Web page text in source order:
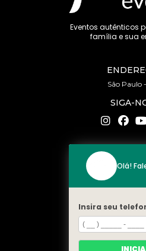
Eventos autênticos
família e sua
São Paulo
SIGA-
(11)
HOME
A
Olá!
Insira seu